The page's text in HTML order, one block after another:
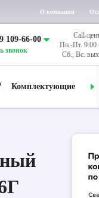
О компании
109-66-00
звонок
Call-
Пн.-Пт. 9:00
Сб., Вс.
Комплектующие